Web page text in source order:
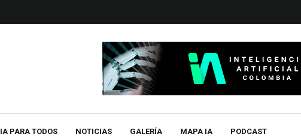
IA PARA TODOS NOTICIAS GALERÍA MAPA IA PODCAST